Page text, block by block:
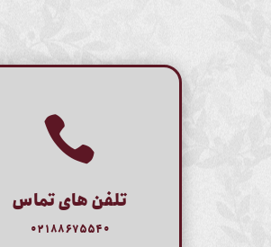

تلفن های تماس
۰۲۱۸۸۶۷۵۵۴۰